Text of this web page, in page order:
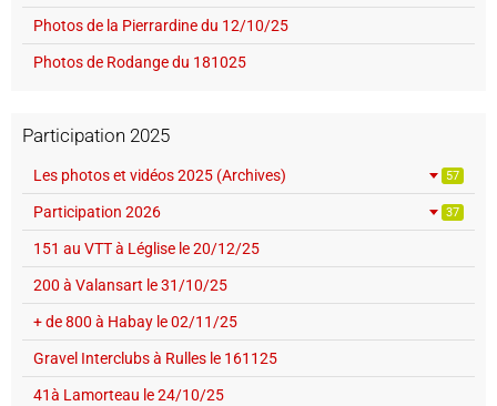
Photos de la Pierrardine du 12/10/25
Photos de Rodange du 181025
Participation 2025
Les photos et vidéos 2025 (Archives) 57
Participation 2026 37
151 au VTT à Léglise le 20/12/25
200 à Valansart le 31/10/25
+ de 800 à Habay le 02/11/25
Gravel Interclubs à Rulles le 161125
41à Lamorteau le 24/10/25